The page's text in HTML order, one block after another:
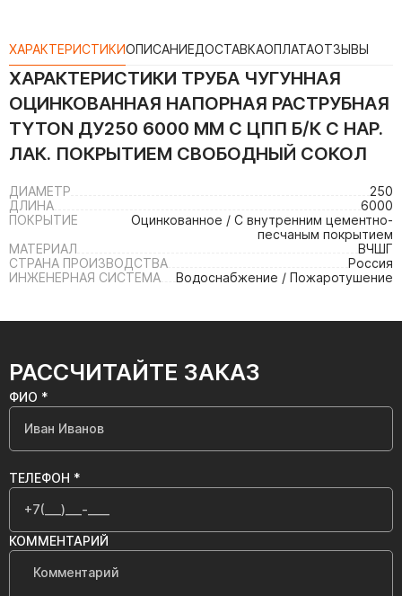
ХАРАКТЕРИСТИКИОПИСАНИЕДОСТАВКАОПЛАТАОТЗЫВЫ
ХАРАКТЕРИСТИКИ ТРУБА ЧУГУННАЯ
ОЦИНКОВАННАЯ НАПОРНАЯ РАСТРУБНАЯ
TYTON ДУ250 6000 ММ С ЦПП Б/К С НАР.
ЛАК. ПОКРЫТИЕМ СВОБОДНЫЙ СОКОЛ
ДИАМЕТР
250
ДЛИНА
6000
ПОКРЫТИЕ
Оцинкованное / С внутренним цементно-
песчаным покрытием
МАТЕРИАЛ
ВЧШГ
СТРАНА ПРОИЗВОДСТВА
Россия
ИНЖЕНЕРНАЯ СИСТЕМА
Водоснабжение / Пожаротушение
РАССЧИТАЙТЕ ЗАКАЗ
ФИО *
ТЕЛЕФОН *
КОММЕНТАРИЙ